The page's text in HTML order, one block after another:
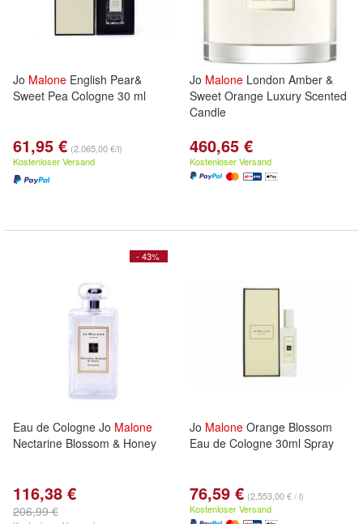
Jo Malone English Pear&
Sweet Pea Cologne 30 ml
61,95 € (2.065,00 €/l)
Kostenloser Versand
Jo Malone London Amber &
Sweet Orange Luxury Scented
Candle
460,65 €
Kostenloser Versand
- 43%
Eau de Cologne Jo Malone
Nectarine Blossom & Honey
116,38 €
206,99 €
Jo Malone Orange Blossom
Eau de Cologne 30ml Spray
76,59 € (2.553,00 € / l)
Kostenloser Versand